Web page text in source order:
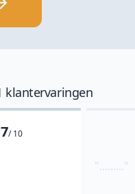
klantervaringen
/ 10
"........."